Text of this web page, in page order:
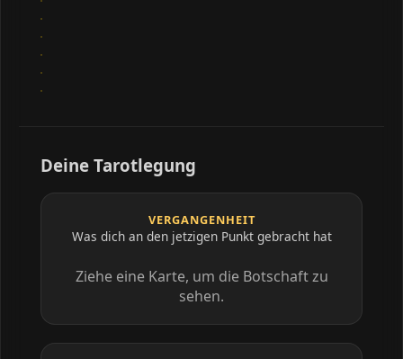
Deine Tarotlegung
VERGANGENHEIT
Was dich an den jetzigen Punkt gebracht hat
Ziehe eine Karte, um die Botschaft zu
sehen.